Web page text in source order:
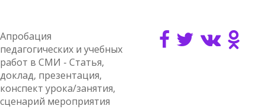
Апробация
педагогических и учебных
работ в СМИ - Статья,
доклад, презентация,
конспект урока/занятия,
сценарий мероприятия